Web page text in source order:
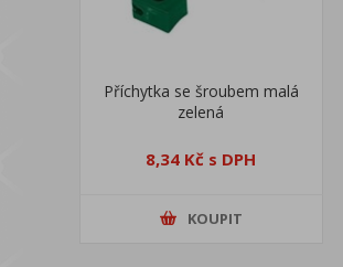
Příchytka se šroubem malá
zelená
8,34 Kč s DPH
KOUPIT